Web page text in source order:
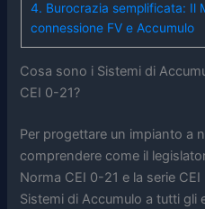
4. Burocrazia semplificata: Il
connessione FV e Accumulo
Cosa sono i Sistemi di
CEI 0-21?
Per progettare un impianto a
comprendere come il
Norma CEI 0-21 e la serie
Sistemi di Accumulo a tutti gli